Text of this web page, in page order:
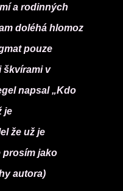
a rodinných
doléhá hlomoz
pouze
škvírami v
napsal „Kdo
je
že už je
prosím jako
autora)